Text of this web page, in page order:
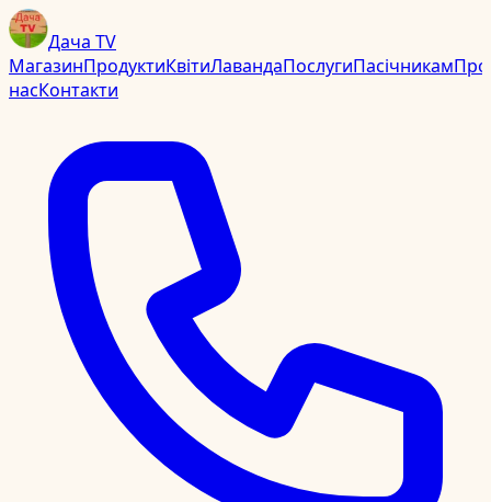
Дача TV
МагазинПродуктиКвітиЛавандаПослугиПасічникамПро
насКонтакти